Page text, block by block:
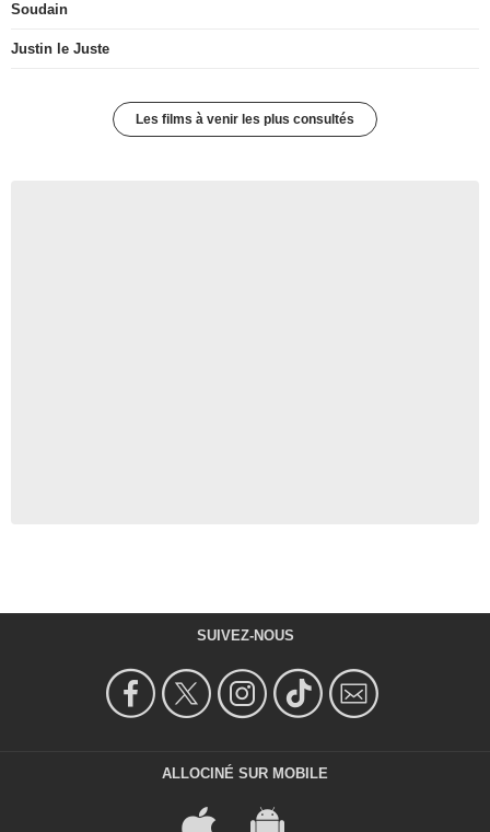
Soudain
Justin le Juste
Les films à venir les plus consultés
SUIVEZ-NOUS
ALLOCINÉ SUR MOBILE